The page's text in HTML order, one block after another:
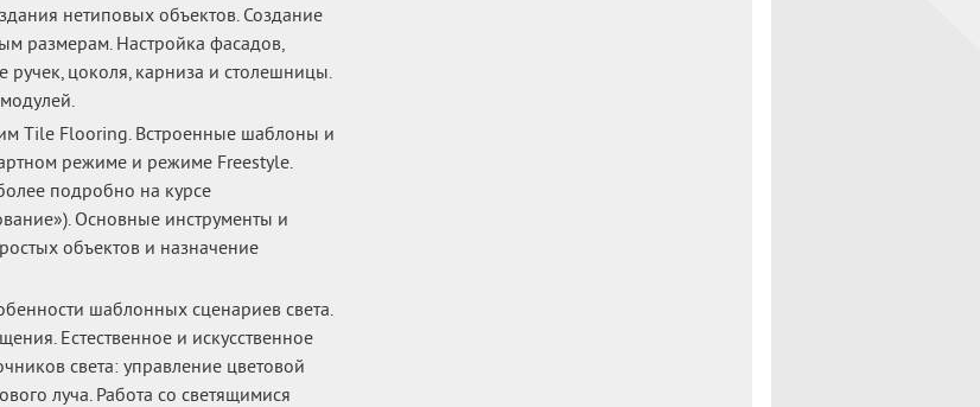
нетиповых объектов. Создание
размерам. Настройка фасадов,
ручек, цоколя, карниза и столешницы.
Tile Flooring. Встроенные шаблоны и
режиме и режиме Freestyle.
подробно на курсе
Основные инструменты и
объектов и назначение
шаблонных сценариев света.
Естественное и искусственное
света: управление цветовой
луча. Работа со светящимися